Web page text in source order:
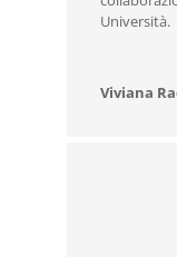
Università.
Viviana